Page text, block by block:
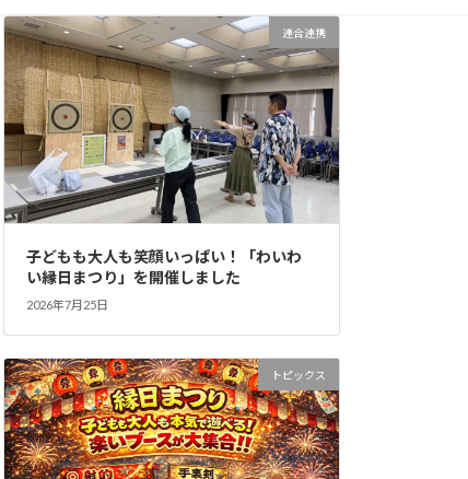
連合連携
子どもも大人も笑顔いっぱい！「わいわ
い縁日まつり」を開催しました
2026年7月25日
トピックス